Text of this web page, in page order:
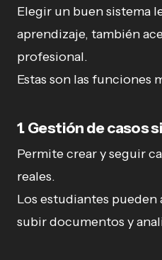
Elegir un buen sistema
aprendizaje, también
profesional.
Estas son las funciones
1. Gestión de casos
Permite crear y seguir
reales.
Los estudiantes pueden
subir documentos y